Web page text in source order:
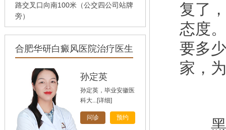
路交叉口向南100米（公交四公司站牌
旁）
合肥华研白癜风医院治疗医生
孙定英
孙定英，毕业安徽医
科大...[详细]
问诊 预约
复了
态度
要多
家，
黑色